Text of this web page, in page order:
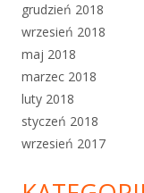
grudzień 2018
wrzesień 2018
maj 2018
marzec 2018
luty 2018
styczeń 2018
wrzesień 2017